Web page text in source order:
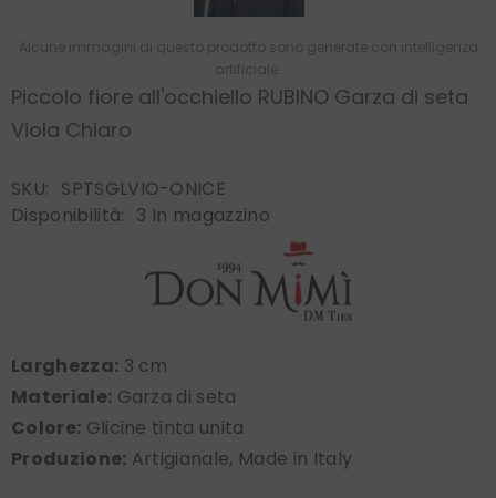
Alcune immagini di questo prodotto sono generate con intelligenza
artificiale.
Piccolo fiore all'occhiello RUBINO Garza di seta
Viola Chiaro
SKU: SPTSGLVIO-ONICE
Disponibilità: 3 In magazzino
Larghezza: 3 cm
Materiale: Garza di seta
Colore: Glicine tinta unita
Produzione: Artigianale, Made in Italy